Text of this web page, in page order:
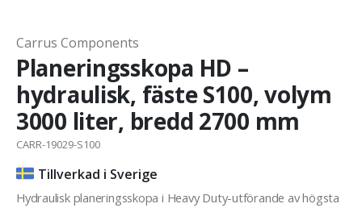
Carrus Components
Planeringsskopa HD –
hydraulisk, fäste S100, volym
3000 liter, bredd 2700 mm
CARR-19029-S100
Tillverkad i Sverige
Hydraulisk planeringsskopa i Heavy Duty-utförande av högsta